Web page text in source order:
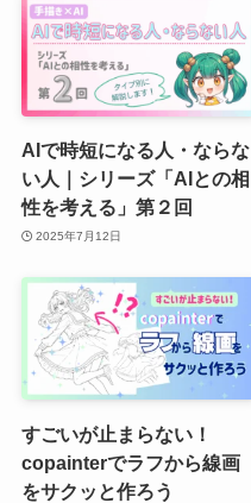
AIで時短になる人・ならな
い人｜シリーズ「AIとの相
性を考える」第２回
2025年7月12日
すごいが止まらない！
copainterでラフから線画
をサクッと作ろう